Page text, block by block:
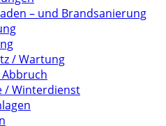
– und Brandsanierung
/ Wartung
Abbruch
/ Winterdienst